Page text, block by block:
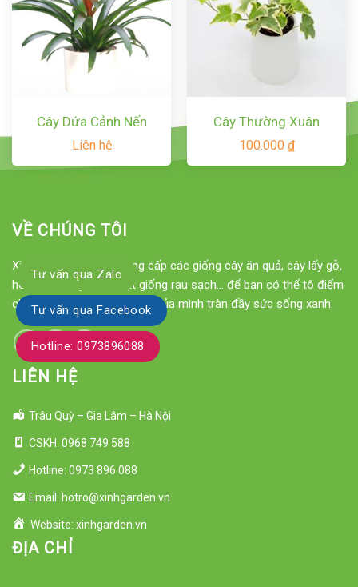
Cây Dứa Cảnh Nến
Liên hệ
Cây Thường Xuân
100.000 ₫
VỀ CHÚNG TÔI
Xinh Garden chuyên cung cấp các giống cây ăn quả, cây lấy gỗ,
hoa cảnh, cây cảnh, hạt giống rau sạch... để bạn có thể tô điểm
cho ngôi nhà hay khu vườn của mình tràn đầy sức sống xanh.
LIÊN HỆ
Trâu Quỳ – Gia Lâm – Hà Nội
CSKH: 0968 749 588
Hotline: 0973 896 088
Email: hotro@xinhgarden.vn
Website: xinhgarden.vn
ĐỊA CHỈ
Tư vấn qua Zalo
Tư vấn qua Facebook
Hotline: 0973896088